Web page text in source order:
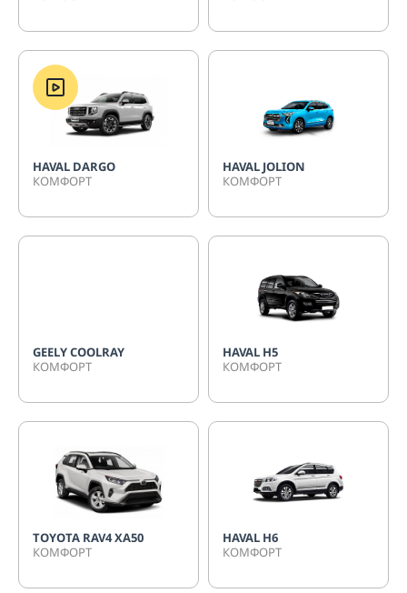
HAVAL DARGO
КОМФОРТ
HAVAL JOLION
КОМФОРТ
GEELY COOLRAY
КОМФОРТ
HAVAL H5
КОМФОРТ
TOYOTA RAV4 XA50
КОМФОРТ
HAVAL H6
КОМФОРТ